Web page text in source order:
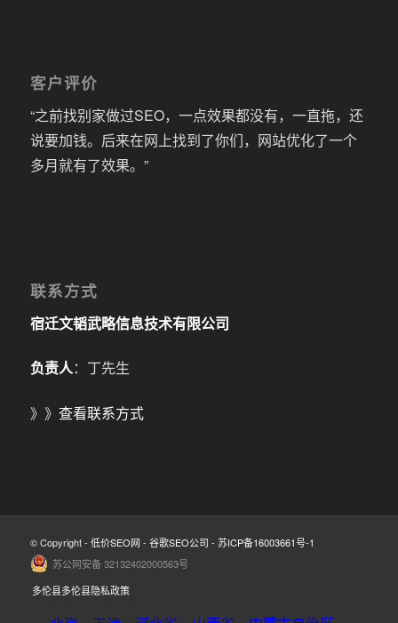
客户评价
“之前找别家做过SEO，一点效果都没有，一直拖，还
说要加钱。后来在网上找到了你们，网站优化了一个
多月就有了效果。”
联系方式
宿迁文韬武略信息技术有限公司
负责人：丁先生
》》 查看联系方式
© Copyright - 低价SEO网 - 谷歌SEO公司 - 苏ICP备16003661号-1
苏公网安备 32132402000563号
多伦县多伦县隐私政策